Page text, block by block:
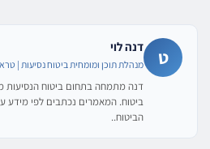
ט דנה לוי
מנהלת תוכן ומומחית ביטוח נסיעות |
ביטוח. המאמרים נכתבים לפי מידע
הביטוח..